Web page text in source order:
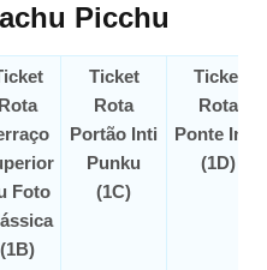
Picchu
Rota
Foto
(1B)
Ticket
Rota
Portão Inti
Punku
(1C)
Ticket
Rota
Ponte Inca
(1D)